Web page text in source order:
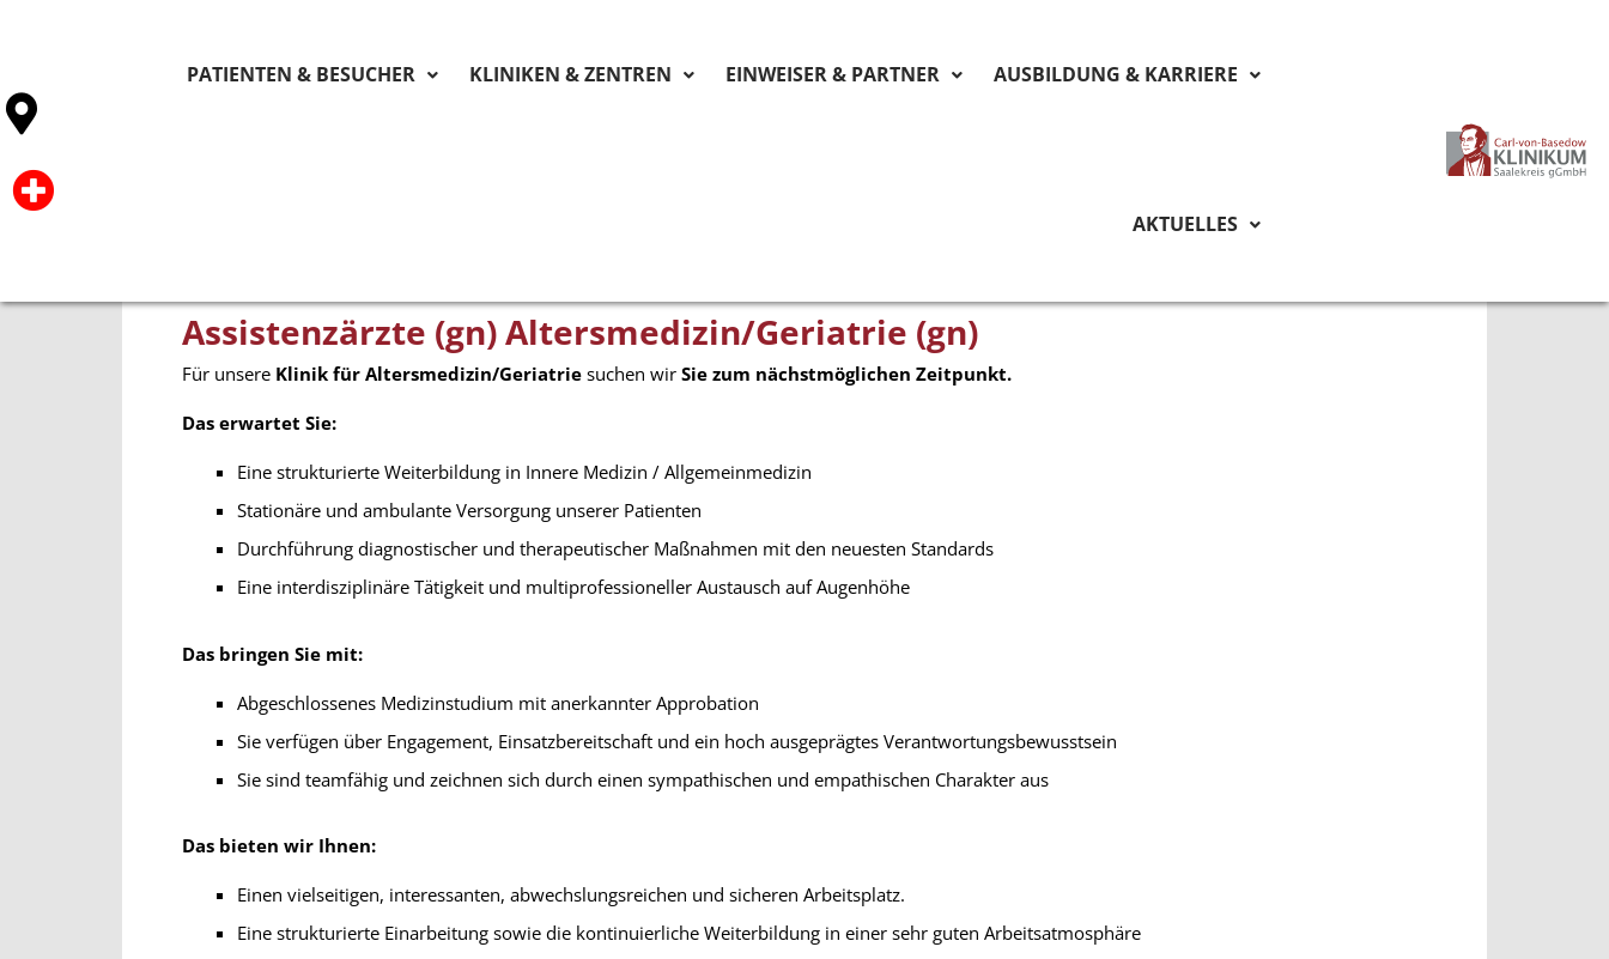
PATIENTEN & BESUCHER KLINIKEN & ZENTREN EINWEISER & PARTNER AUSBILDUNG & KARRIERE
AKTUELLES
Assistenzärzte (gn) Altersmedizin/Geriatrie (gn)
Für unsere Klinik für Altersmedizin/Geriatriesuchen wirSie zum nächstmöglichen Zeitpunkt.
Das erwartet Sie:
Eine strukturierte Weiter­bildung in Innere Medizin / Allgemeinmedizin
Stationäre und ambulante Versorgung unserer Patienten
Durchführung diagnostischer und therapeutischer Maß­nahmen mit den neuesten Standards
Eine interdisziplinäre Tätig­keit und multiprofessioneller Austausch auf Augenhöhe
Das bringen Sie mit:
Abgeschlossenes Medizin­studium mit anerkannter Approbation
Sie verfügen über Enga­gement, Einsatzbereitschaft und ein hoch ausgeprägtes Verantwortungsbewusstsein
Sie sind teamfähig und zeichnen sich durch einen sympathischen und empa­thischen Charakter aus
Das bieten wir Ihnen:
Einen vielseitigen, interessanten, abwechslungsreichen und sicheren Arbeitsplatz.
Eine strukturierte Einarbeitung sowie die kontinuierliche Weiterbildung in einer sehr guten Arbeitsatmosphäre